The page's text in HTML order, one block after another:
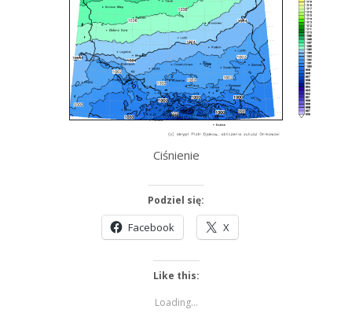
Ciśnienie
Podziel się:
Facebook X
Like this:
Loading...